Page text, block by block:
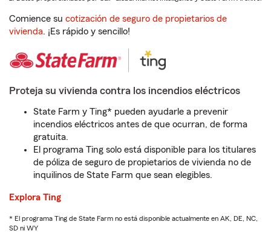
Comience su cotización de seguro de propietarios de
vivienda. ¡Es rápido y sencillo!
Proteja su vivienda contra los incendios eléctricos
State Farm y Ting* pueden ayudarle a prevenir
incendios eléctricos antes de que ocurran, de forma
gratuita.
El programa Ting solo está disponible para los titulares
de póliza de seguro de propietarios de vivienda no de
inquilinos de State Farm que sean elegibles.
Explora Ting
* El programa Ting de State Farm no está disponible actualmente en AK, DE, NC,
SD ni WY